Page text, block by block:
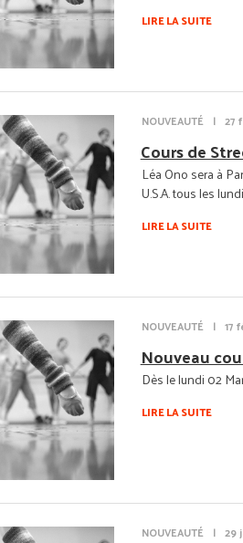
LIRE LA SUITE
NOUVEAUTÉ | 27
Cours de
Léa Ono sera à
U.S.A. tous les
LIRE LA SUITE
NOUVEAUTÉ | 17
Nouveau
Dès le lundi 02
LIRE LA SUITE
NOUVEAUTÉ | 29